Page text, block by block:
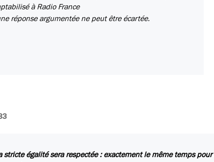
à Radio France
réponse argumentée ne peut être écartée.
stricte égalité sera respectée : exactement le même temps